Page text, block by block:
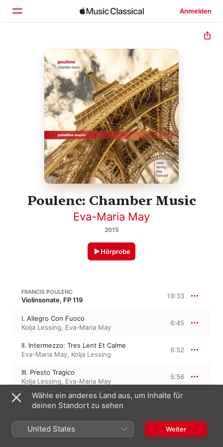
Anmelden
Startseite
Entdecken
Suchen
Poulenc: Chamber Music
Eva-Maria May
2015
Hörprobe
FRANCIS POULENC
Violinsonate, FP 119 19:33
I. Allegro Con Fuoco
Kolja Lessing, Eva-Maria May
6:45
II. Intermezzo: Tres Lent Et Calme
Eva-Maria May, Kolja Lessing
6:52
III. Presto Tragico
Kolja Lessing, Eva-Maria May
5:56
FRANCIS POULENC
I. Allegro Malincolico
4:32
Wähle ein anderes Land aus, um Inhalte für
deinen Standort zu sehen
United States Weiter